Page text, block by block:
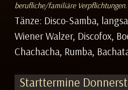
berufliche/familiäre Verpflichtungen.
Tänze: Disco-Samba,
Wiener Walzer, Discofox,
Chachacha, Rumba,
Starttermine